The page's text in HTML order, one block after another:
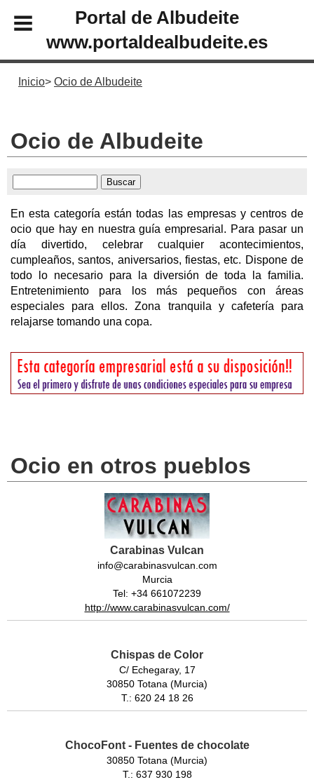
Portal de Albudeite
www.portaldealbudeite.es
Inicio Ocio de Albudeite
Ocio de Albudeite
En esta categoría están todas las empresas y centros de
ocio que hay en nuestra guía empresarial. Para pasar un
día divertido, celebrar cualquier acontecimientos,
cumpleaños, santos, aniversarios, fiestas, etc. Dispone de
todo lo necesario para la diversión de toda la familia.
Entretenimiento para los más pequeños con áreas
especiales para ellos. Zona tranquila y cafetería para
relajarse tomando una copa.
Ocio en otros pueblos
Carabinas Vulcan
info@carabinasvulcan.com
Murcia
Tel: +34 661072239
http://www.carabinasvulcan.com/
Chispas de Color
C/ Echegaray, 17
30850 Totana (Murcia)
T.: 620 24 18 26
ChocoFont - Fuentes de chocolate
30850 Totana (Murcia)
T.: 637 930 198